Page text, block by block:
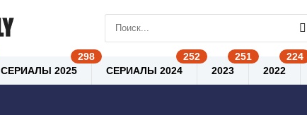
СЕРИАЛЫ 2025 СЕРИАЛЫ 2024 2023 2022